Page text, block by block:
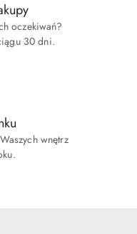
oczekiwań?
30 dni.
wnętrz